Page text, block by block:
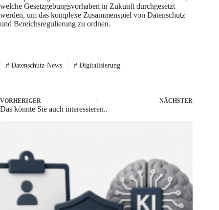
welche Gesetzgebungsvorhaben in Zukunft durchgesetzt
werden, um das komplexe Zusammenspiel von Datenschutz
und Bereichsregulierung zu ordnen.
#Datenschutz-News #Digitalisierung
VORHERIGER NÄCHSTER
Das könnte Sie auch interessieren..